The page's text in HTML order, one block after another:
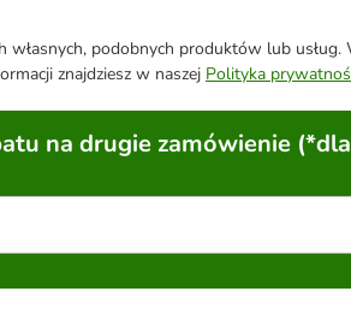
podobnych produktów lub
znajdziesz w naszej Polityka
na drugie zamówienie (*dla